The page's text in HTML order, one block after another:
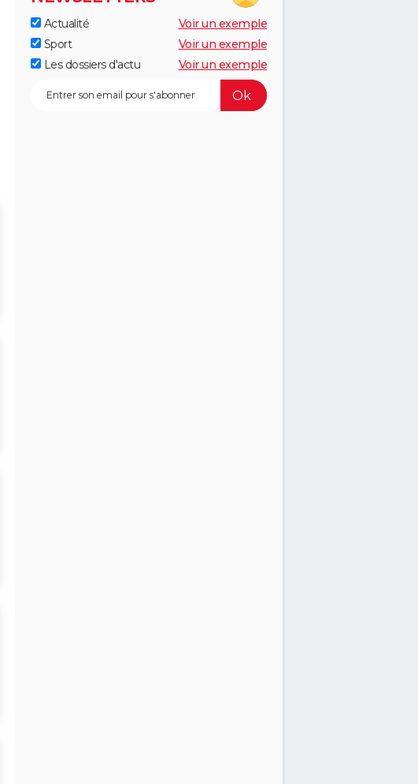
Actualité
Voir un exemple
Sport
Voir un exemple
Les dossiers d'actu
Voir un exemple